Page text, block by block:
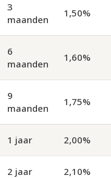
3
maanden
1,50%
6
maanden
1,60%
9
maanden
1,75%
1 jaar 2,00%
2 jaar 2,10%